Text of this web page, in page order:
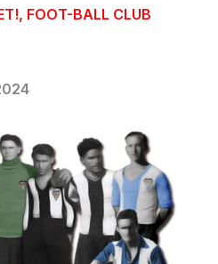
, FOOT-BALL CLUB